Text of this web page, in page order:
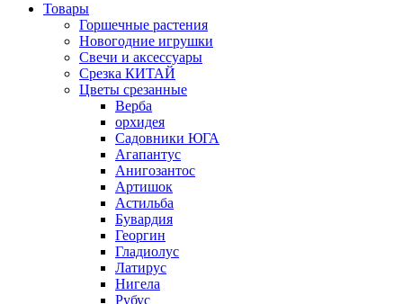
Товары
Горшечные растения
Новогодние игрушки
Свечи и аксессуары
Срезка КИТАЙ
Цветы срезанные
Верба
орхидея
Садовники ЮГА
Агапантус
Анигозантос
Артишок
Астильба
Бувардия
Георгин
Гладиолус
Латирус
Нигела
Рубус